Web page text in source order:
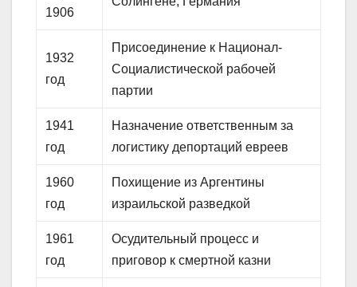
1906
1932
год
Присоединение к Национал-
Социалистической рабочей
партии
1941
год
Назначение ответственным за
логистику депортаций евреев
1960
год
Похищение из Аргентины
израильской разведкой
1961
год
Осудительный процесс и
приговор к смертной казни